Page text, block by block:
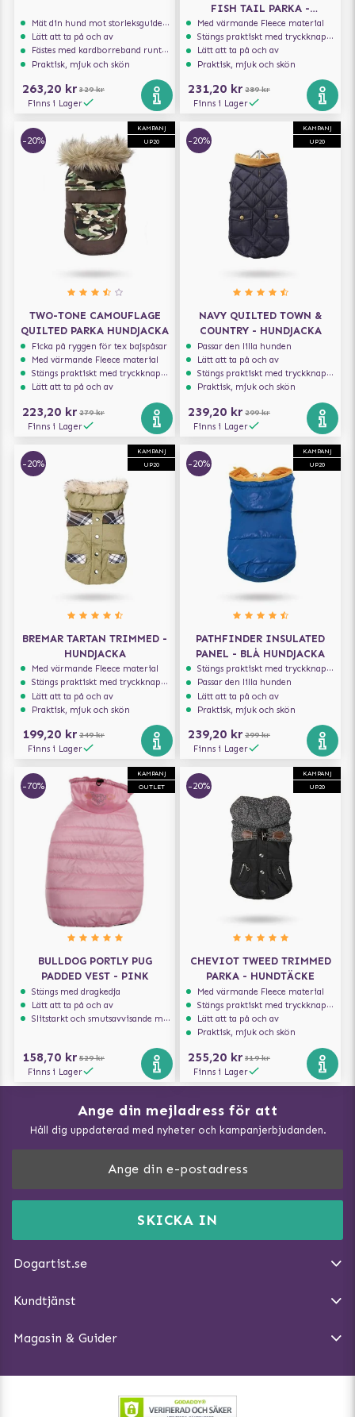
Mät din hund mot storleksguiden för att få rätt storlek
Lätt att ta på och av
Fästes med kardborreband runt magen
Praktisk, mjuk och skön
263,20 kr 329 kr
Finns i Lager
FISH TAIL PARKA -
HUNDJACKA
Med värmande Fleece material
Stängs praktiskt med tryckknappar
Lätt att ta på och av
Praktisk, mjuk och skön
231,20 kr 289 kr
Finns i Lager
KAMPANJ
UP20
-20%
TWO-TONE CAMOUFLAGE
QUILTED PARKA HUNDJACKA
Ficka på ryggen för tex bajspåsar
Med värmande Fleece material
Stängs praktiskt med tryckknappar
Lätt att ta på och av
223,20 kr 279 kr
Finns i Lager
KAMPANJ
UP20
-20%
NAVY QUILTED TOWN &
COUNTRY - HUNDJACKA
Passar den lilla hunden
Lätt att ta på och av
Stängs praktiskt med tryckknappar
Praktisk, mjuk och skön
239,20 kr 299 kr
Finns i Lager
KAMPANJ
UP20
-20%
BREMAR TARTAN TRIMMED -
HUNDJACKA
Med värmande Fleece material
Stängs praktiskt med tryckknappar
Lätt att ta på och av
Praktisk, mjuk och skön
199,20 kr 249 kr
Finns i Lager
KAMPANJ
UP20
-20%
PATHFINDER INSULATED
PANEL - BLÅ HUNDJACKA
Stängs praktiskt med tryckknappar
Passar den lilla hunden
Lätt att ta på och av
Praktisk, mjuk och skön
239,20 kr 299 kr
Finns i Lager
KAMPANJ
OUTLET
-70%
BULLDOG PORTLY PUG
PADDED VEST - PINK
Stängs med dragkedja
Lätt att ta på och av
Slitstarkt och smutsavvisande material
158,70 kr 529 kr
Finns i Lager
KAMPANJ
UP20
-20%
CHEVIOT TWEED TRIMMED
PARKA - HUNDTÄCKE
Med värmande Fleece material
Stängs praktiskt med tryckknappar
Lätt att ta på och av
Praktisk, mjuk och skön
255,20 kr 319 kr
Finns i Lager
Ange din mejladress för att
Håll dig uppdaterad med nyheter och kampanjerbjudanden.
SKICKA IN
Dogartist.se
DogArtist.se drivs av:
E-post:info@dogartist.se
Kundtjänst
Ångra Köp
Magasin & Guider
Vad kan hundar äta?
Träna Nose Work hemma
Så gör du promenaden roligare
Hundbäddar